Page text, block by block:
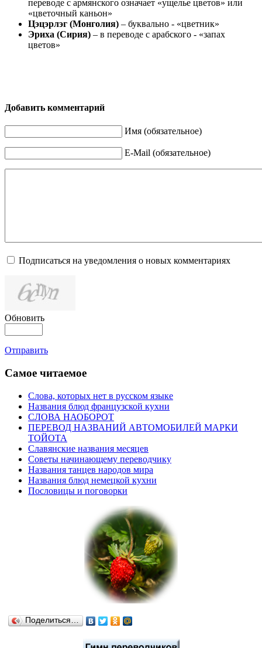
переводе с армянского означает «ущелье цветов» или
«цветочный каньон»
Цэцэрлэг (Монголия) – буквально - «цветник»
Эриха (Сирия) – в переводе с арабского - «запах
цветов»
Добавить комментарий
Имя (обязательное)
E-Mail (обязательное)
Подписаться на уведомления о новых комментариях
Обновить
Отправить
Самое читаемое
Слова, которых нет в русском языке
Названия блюд французской кухни
СЛОВА НАОБОРОТ
ПЕРЕВОД НАЗВАНИЙ АВТОМОБИЛЕЙ МАРКИ
ТОЙОТА
Славянские названия месяцев
Советы начинающему переводчику
Названия танцев народов мира
Названия блюд немецкой кухни
Пословицы и поговорки
Поделиться…